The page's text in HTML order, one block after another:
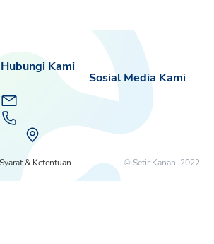
Sosial Media Kami
Hubungi Kami
Syarat & Ketentuan © Setir Kanan, 2022